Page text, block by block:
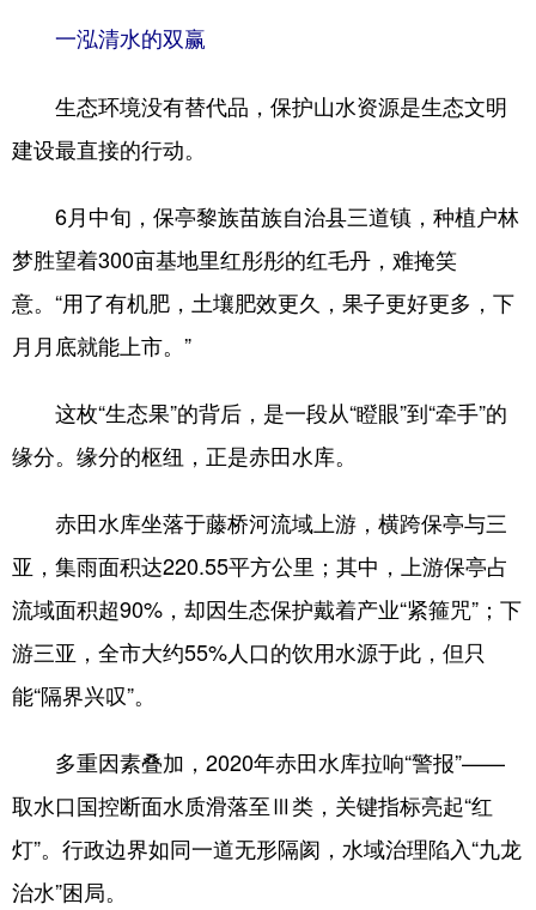
一泓清水的双赢
生态环境没有替代品，保护山水资源是生态文明
建设最直接的行动。
6月中旬，保亭黎族苗族自治县三道镇，种植户林
梦胜望着300亩基地里红彤彤的红毛丹，难掩笑
意。“用了有机肥，土壤肥效更久，果子更好更多，下
月月底就能上市。”
这枚“生态果”的背后，是一段从“瞪眼”到“牵手”的
缘分。缘分的枢纽，正是赤田水库。
赤田水库坐落于藤桥河流域上游，横跨保亭与三
亚，集雨面积达220.55平方公里；其中，上游保亭占
流域面积超90%，却因生态保护戴着产业“紧箍咒”；下
游三亚，全市大约55%人口的饮用水源于此，但只
能“隔界兴叹”。
多重因素叠加，2020年赤田水库拉响“警报”——
取水口国控断面水质滑落至Ⅲ类，关键指标亮起“红
灯”。行政边界如同一道无形隔阂，水域治理陷入“九龙
治水”困局。